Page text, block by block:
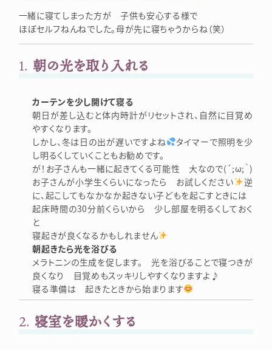
一緒に寝てしまった方が 子供も安心する様で
ほぼセルフねんねでした。母が先に寝ちゃうからね（笑）
1. 朝の光を取り入れる
カーテンを少し開けて寝る
朝日が差し込むと体内時計がリセットされ、自然に目覚め
やすくなります。
しかし、冬は日の出が遅いですよね
タイマーで照明を少
し明るくしていくこともお勧めです。
が！お子さんも一緒に起きてくる可能性 大なので(´;ω;｀)
お子さんが小学生くらいになったら お試しください
逆
に、起こしてもなかなか起きない子どもを起こすときには
起床時間の30分前くらいから 少し部屋を明るくしておく
と
寝起きが良くなるかもしれません
朝起きたら光を浴びる
メラトニンの生成を促します。 光を浴びることで寝つきが
良くなり 目覚めもスッキリしやすくなりますよ♪
寝る準備は 起きたときから始まります
2. 寝室を暖かくする